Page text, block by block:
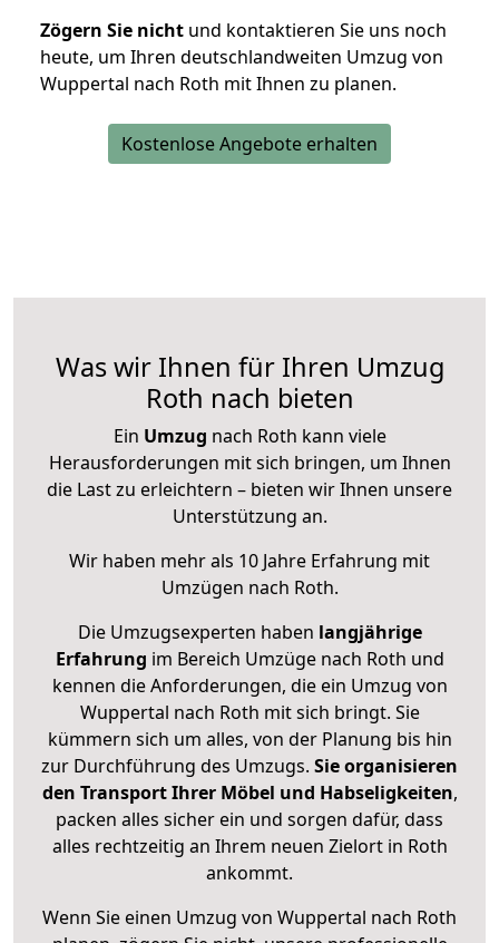
Zögern Sie nicht und kontaktieren Sie uns noch
heute, um Ihren deutschlandweiten Umzug von
Wuppertal nach Roth mit Ihnen zu planen.
Kostenlose Angebote erhalten
Was wir Ihnen für Ihren Umzug
Roth nach bieten
Ein Umzug nach Roth kann viele
Herausforderungen mit sich bringen, um Ihnen
die Last zu erleichtern – bieten wir Ihnen unsere
Unterstützung an.
Wir haben mehr als 10 Jahre Erfahrung mit
Umzügen nach Roth.
Die Umzugsexperten haben langjährige
Erfahrung im Bereich Umzüge nach Roth und
kennen die Anforderungen, die ein Umzug von
Wuppertal nach Roth mit sich bringt. Sie
kümmern sich um alles, von der Planung bis hin
zur Durchführung des Umzugs. Sie organisieren
den Transport Ihrer Möbel und Habseligkeiten,
packen alles sicher ein und sorgen dafür, dass
alles rechtzeitig an Ihrem neuen Zielort in Roth
ankommt.
Wenn Sie einen Umzug von Wuppertal nach Roth